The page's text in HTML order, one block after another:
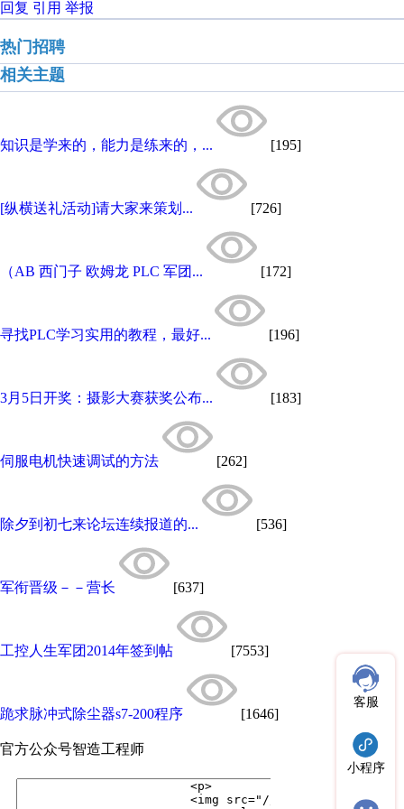
回复 引用 举报
热门招聘
相关主题
知识是学来的，能力是练来的，... [195]
[纵横送礼活动]请大家来策划... [726]
（AB 西门子 欧姆龙 PLC 军团... [172]
寻找PLC学习实用的教程，最好... [196]
3月5日开奖：摄影大赛获奖公布... [183]
伺服电机快速调试的方法 [262]
除夕到初七来论坛连续报道的... [536]
军衔晋级－－营长 [637]
工控人生军团2014年签到帖 [7553]
跪求脉冲式除尘器s7-200程序 [1646]
官方公众号智造工程师
客服
小程序